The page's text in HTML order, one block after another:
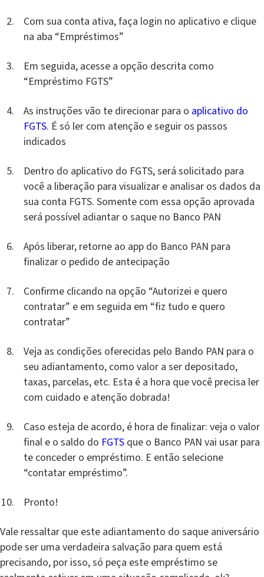
Com sua conta ativa, faça login no aplicativo e clique
na aba “Empréstimos”
Em seguida, acesse a opção descrita como
“Empréstimo FGTS”
As instruções vão te direcionar para o aplicativo do
FGTS. É só ler com atenção e seguir os passos
indicados
Dentro do aplicativo do FGTS, será solicitado para
você a liberação para visualizar e analisar os dados da
sua conta FGTS. Somente com essa opção aprovada
será possível adiantar o saque no Banco PAN
Após liberar, retorne ao app do Banco PAN para
finalizar o pedido de antecipação
Confirme clicando na opção “Autorizei e quero
contratar” e em seguida em “fiz tudo e quero
contratar”
Veja as condições oferecidas pelo Bando PAN para o
seu adiantamento, como valor a ser depositado,
taxas, parcelas, etc. Esta é a hora que você precisa ler
com cuidado e atenção dobrada!
Caso esteja de acordo, é hora de finalizar: veja o valor
final e o saldo do FGTS que o Banco PAN vai usar para
te conceder o empréstimo. E então selecione
“contatar empréstimo”.
Pronto!
Vale ressaltar que este adiantamento do saque aniversário
pode ser uma verdadeira salvação para quem está
precisando, por isso, só peça este empréstimo se